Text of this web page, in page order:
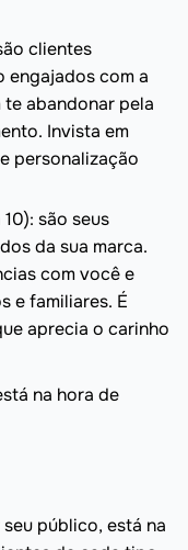
clientes
engajados com a
te abandonar pela
Invista em
personalização
são seus
da sua marca.
com você e
e familiares. É
aprecia o carinho
na hora de
público, está na